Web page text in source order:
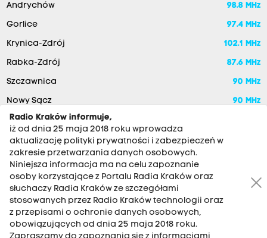
Andrychów 98.8 MHz
Gorlice 97.4 MHz
Krynica-Zdrój 102.1 MHz
Rabka-Zdrój 87.6 MHz
Szczawnica 90 MHz
Nowy Sącz 90 MHz
RADIO KRAKÓW SA. Aleja Juliusza Słowackiego 22, 30-007
Kraków
Radio Kraków informuje,
iż od dnia 25 maja 2018 roku wprowadza
aktualizację polityki prywatności i zabezpieczeń w
zakresie przetwarzania danych osobowych.
Niniejsza informacja ma na celu zapoznanie
osoby korzystające z Portalu Radia Kraków oraz
słuchaczy Radia Kraków ze szczegółami
stosowanych przez Radio Kraków technologii oraz
z przepisami o ochronie danych osobowych,
obowiązujących od dnia 25 maja 2018 roku.